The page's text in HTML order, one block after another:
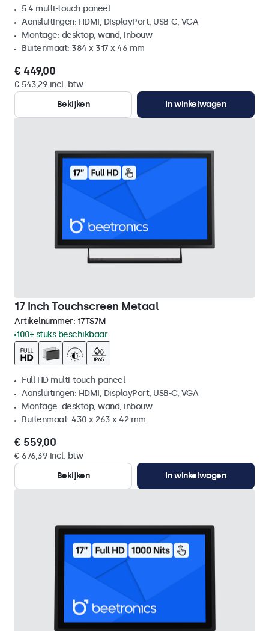
5:4 multi-touch paneel
Aansluitingen: HDMI, DisplayPort, USB-C, VGA
Montage: desktop, wand, inbouw
Buitenmaat: 384 x 317 x 46 mm
€ 449,00
€ 543,29 incl. btw
Bekijken
In winkelwagen
17 Inch Touchscreen Metaal
Artikelnummer: 17TS7M
100+ stuks beschikbaar
Full HD multi-touch paneel
Aansluitingen: HDMI, DisplayPort, USB-C, VGA
Montage: desktop, wand, inbouw
Buitenmaat: 430 x 263 x 42 mm
€ 559,00
€ 676,39 incl. btw
Bekijken
In winkelwagen